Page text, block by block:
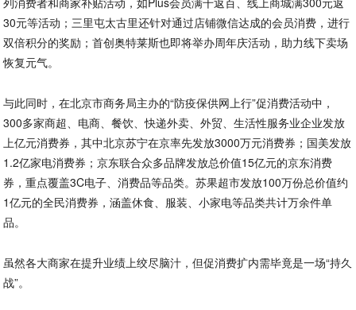
30元等活动；三里屯太古里还针对通过店铺微信达成的会员消费，进行
双倍积分的奖励；首创奥特莱斯也即将举办周年庆活动，助力线下卖场
恢复元气。
与此同时，在北京市商务局主办的“防疫保供网上行”促消费活动中，
300多家商超、电商、餐饮、快递外卖、外贸、生活性服务业企业发放
上亿元消费券，其中北京苏宁在京率先发放3000万元消费券；国美发放
1.2亿家电消费券；京东联合众多品牌发放总价值15亿元的京东消费
券，重点覆盖3C电子、消费品等品类。苏果超市发放100万份总价值约
1亿元的全民消费券，涵盖休食、服装、小家电等品类共计万余件单
品。
虽然各大商家在提升业绩上绞尽脑汁，但促消费扩内需毕竟是一场“持久
战”。